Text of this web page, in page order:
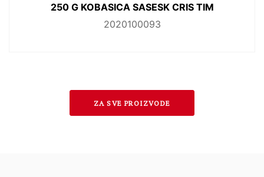
900 G ĆEVABI (MIČI) SVINJSKO I TELEĆE
EKSTRA CRIS TIM
ZA SVE PROIZVODE